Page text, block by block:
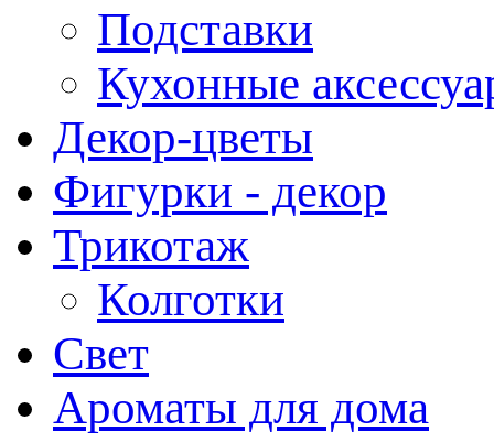
Подставки
Кухонные
Декор-цветы
Фигурки - декор
Трикотаж
Колготки
Свет
Ароматы для дома